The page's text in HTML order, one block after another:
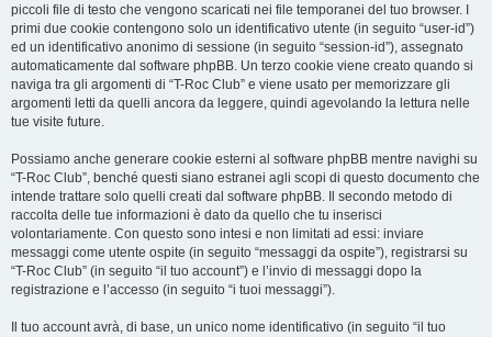
piccoli file di testo che vengono scaricati nei file temporanei del tuo browser. I
primi due cookie contengono solo un identificativo utente (in seguito “user-id”)
ed un identificativo anonimo di sessione (in seguito “session-id”), assegnato
automaticamente dal software phpBB. Un terzo cookie viene creato quando si
naviga tra gli argomenti di “T-Roc Club” e viene usato per memorizzare gli
argomenti letti da quelli ancora da leggere, quindi agevolando la lettura nelle
tue visite future.
Possiamo anche generare cookie esterni al software phpBB mentre navighi su
“T-Roc Club”, benché questi siano estranei agli scopi di questo documento che
intende trattare solo quelli creati dal software phpBB. Il secondo metodo di
raccolta delle tue informazioni è dato da quello che tu inserisci
volontariamente. Con questo sono intesi e non limitati ad essi: inviare
messaggi come utente ospite (in seguito “messaggi da ospite”), registrarsi su
“T-Roc Club” (in seguito “il tuo account”) e l’invio di messaggi dopo la
registrazione e l’accesso (in seguito “i tuoi messaggi”).
Il tuo account avrà, di base, un unico nome identificativo (in seguito “il tuo